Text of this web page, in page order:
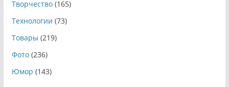
Творчество(165)
Технологии (73)
Товары (219)
Фото(236)
Юмор (143)